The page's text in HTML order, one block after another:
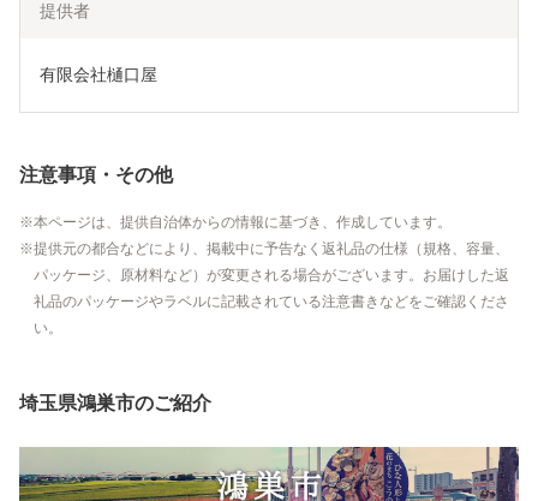
提供者
有限会社樋口屋
注意事項・その他
本ページは、提供自治体からの情報に基づき、作成しています。
提供元の都合などにより、掲載中に予告なく返礼品の仕様（規格、容量、
パッケージ、原材料など）が変更される場合がございます。お届けした返
礼品のパッケージやラベルに記載されている注意書きなどをご確認くださ
い。
埼玉県鴻巣市のご紹介